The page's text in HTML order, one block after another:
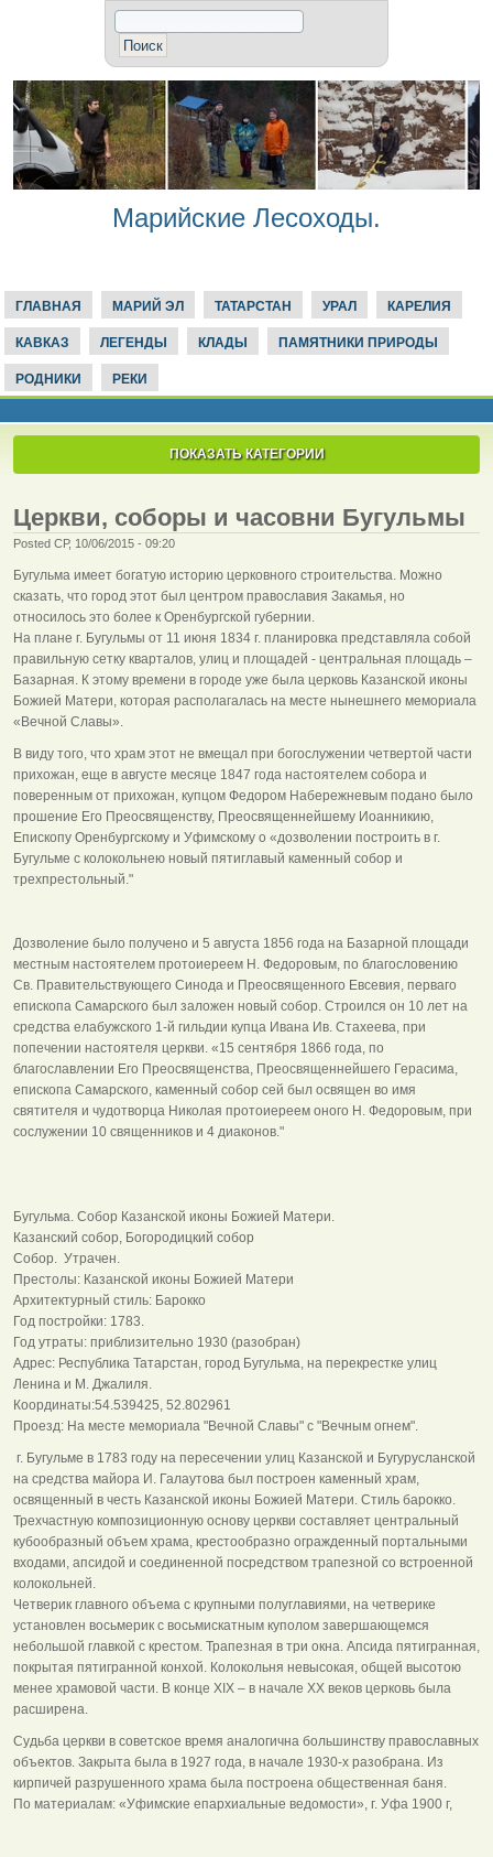
Марийские Лесоходы.
ГЛАВНАЯ МАРИЙ ЭЛ ТАТАРСТАН УРАЛ КАРЕЛИЯ
КАВКАЗ ЛЕГЕНДЫ КЛАДЫ ПАМЯТНИКИ ПРИРОДЫ
РОДНИКИ РЕКИ
ПОКАЗАТЬ КАТЕГОРИИ
Церкви, соборы и часовни Бугульмы
Posted СР, 10/06/2015 - 09:20
Бугульма имеет богатую историю церковного строительства. Можно
сказать, что город этот был центром православия Закамья, но
относилось это более к Оренбургской губернии.
На плане г. Бугульмы от 11 июня 1834 г. планировка представляла собой
правильную сетку кварталов, улиц и площадей - центральная площадь –
Базарная. К этому времени в городе уже была церковь Казанской иконы
Божией Матери, которая располагалась на месте нынешнего мемориала
«Вечной Славы».
В виду того, что храм этот не вмещал при богослужении четвертой части
прихожан, еще в августе месяце 1847 года настоятелем собора и
поверенным от прихожан, купцом Федором Набережневым подано было
прошение Его Преосвященству, Преосвященнейшему Иоанникию,
Епископу Оренбургскому и Уфимскому о «дозволении построить в г.
Бугульме с колокольнею новый пятиглавый каменный собор и
трехпрестольный."
Дозволение было получено и 5 августа 1856 года на Базарной площади
местным настоятелем протоиереем H. Федоровым, по благословению
Св. Правительствующего Синода и Преосвященного Евсевия, перваго
епископа Самарского был заложен новый собор. Строился он 10 лет на
средства елабужского 1-й гильдии купца Ивана Ив. Стахеева, при
попечении настоятеля церкви. «15 сентября 1866 года, по
благославлении Его Преосвященства, Преосвященнейшего Герасима,
епископа Самарского, каменный собор сей был освящен во имя
святителя и чудотворца Николая протоиереем оного H. Федоровым, при
сослужении 10 священников и 4 диаконов."
Бугульма. Собор Казанской иконы Божией Матери.
Казанский собор, Богородицкий собор
Собор. Утрачен.
Престолы: Казанской иконы Божией Матери
Архитектурный стиль: Барокко
Год постройки: 1783.
Год утраты: приблизительно 1930 (разобран)
Адрес: Республика Татарстан, город Бугульма, на перекрестке улиц
Ленина и М. Джалиля.
Координаты:54.539425, 52.802961
Проезд: На месте мемориала "Вечной Славы" с "Вечным огнем".
г. Бугульме в 1783 году на пересечении улиц Казанской и Бугурусланской
на средства майора И. Галаутова был построен каменный храм,
освященный в честь Казанской иконы Божией Матери. Стиль барокко.
Трехчастную композиционную основу церкви составляет центральный
кубообразный объем храма, крестообразно огражденный портальными
входами, апсидой и соединенной посредством трапезной со встроенной
колокольней.
Четверик главного объема с крупными полуглавиями, на четверике
установлен восьмерик с восьмискатным куполом завершающемся
небольшой главкой с крестом. Трапезная в три окна. Апсида пятигранная,
покрытая пятигранной конхой. Колокольня невысокая, общей высотою
менее храмовой части. В конце XIX – в начале ХХ веков церковь была
расширена.
Судьба церкви в советское время аналогична большинству православных
объектов. Закрыта была в 1927 года, в начале 1930-х разобрана. Из
кирпичей разрушенного храма была построена общественная баня.
По материалам: «Уфимские епархиальные ведомости», г. Уфа 1900 г,